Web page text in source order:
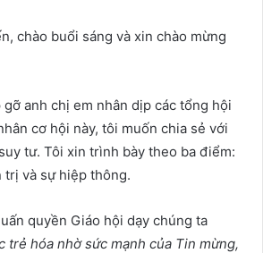
chào buổi sáng và xin chào mừng
anh chị em nhân dịp các tổng hội
cơ hội này, tôi muốn chia sẻ với
tư. Tôi xin trình bày theo ba điểm:
trị và sự hiệp thông.
quyền Giáo hội dạy chúng ta
trẻ hóa nhờ sức mạnh của Tin mừng,